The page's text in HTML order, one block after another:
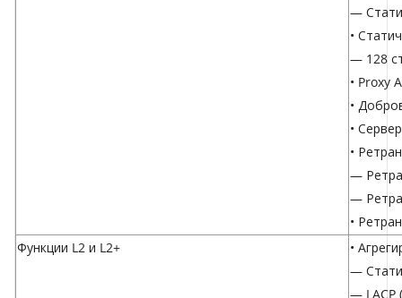
—
•
— 128
• Proxy
•
•
•
—
—
•
Функции L2 и L2+
•
—
— LACP